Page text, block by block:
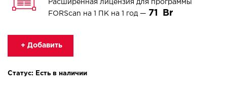
Расширенная лицензия для программы
FORScan на 1 ПК на 1 год — 71
+ Добавить
Статус: Есть в наличии